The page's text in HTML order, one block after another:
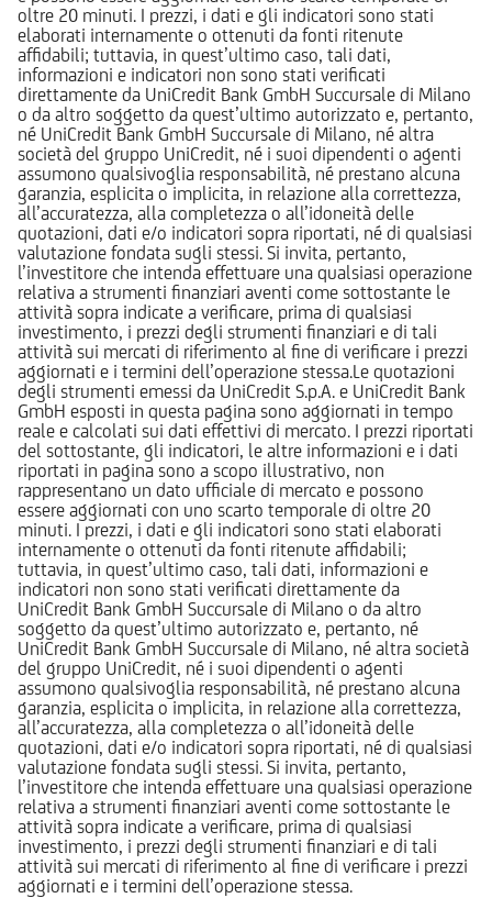
oltre 20 minuti. I prezzi, i dati e gli indicatori sono stati
elaborati internamente o ottenuti da fonti ritenute
affidabili; tuttavia, in quest’ultimo caso, tali dati,
informazioni e indicatori non sono stati verificati
direttamente da UniCredit Bank GmbH Succursale di Milano
o da altro soggetto da quest’ultimo autorizzato e, pertanto,
né UniCredit Bank GmbH Succursale di Milano, né altra
società del gruppo UniCredit, né i suoi dipendenti o agenti
assumono qualsivoglia responsabilità, né prestano alcuna
garanzia, esplicita o implicita, in relazione alla correttezza,
all’accuratezza, alla completezza o all’idoneità delle
quotazioni, dati e/o indicatori sopra riportati, né di qualsiasi
valutazione fondata sugli stessi. Si invita, pertanto,
l’investitore che intenda effettuare una qualsiasi operazione
relativa a strumenti finanziari aventi come sottostante le
attività sopra indicate a verificare, prima di qualsiasi
investimento, i prezzi degli strumenti finanziari e di tali
attività sui mercati di riferimento al fine di verificare i prezzi
aggiornati e i termini dell’operazione stessa.Le quotazioni
degli strumenti emessi da UniCredit S.p.A. e UniCredit Bank
GmbH esposti in questa pagina sono aggiornati in tempo
reale e calcolati sui dati effettivi di mercato. I prezzi riportati
del sottostante, gli indicatori, le altre informazioni e i dati
riportati in pagina sono a scopo illustrativo, non
rappresentano un dato ufficiale di mercato e possono
essere aggiornati con uno scarto temporale di oltre 20
minuti. I prezzi, i dati e gli indicatori sono stati elaborati
internamente o ottenuti da fonti ritenute affidabili;
tuttavia, in quest’ultimo caso, tali dati, informazioni e
indicatori non sono stati verificati direttamente da
UniCredit Bank GmbH Succursale di Milano o da altro
soggetto da quest’ultimo autorizzato e, pertanto, né
UniCredit Bank GmbH Succursale di Milano, né altra società
del gruppo UniCredit, né i suoi dipendenti o agenti
assumono qualsivoglia responsabilità, né prestano alcuna
garanzia, esplicita o implicita, in relazione alla correttezza,
all’accuratezza, alla completezza o all’idoneità delle
quotazioni, dati e/o indicatori sopra riportati, né di qualsiasi
valutazione fondata sugli stessi. Si invita, pertanto,
l’investitore che intenda effettuare una qualsiasi operazione
relativa a strumenti finanziari aventi come sottostante le
attività sopra indicate a verificare, prima di qualsiasi
investimento, i prezzi degli strumenti finanziari e di tali
attività sui mercati di riferimento al fine di verificare i prezzi
aggiornati e i termini dell’operazione stessa.